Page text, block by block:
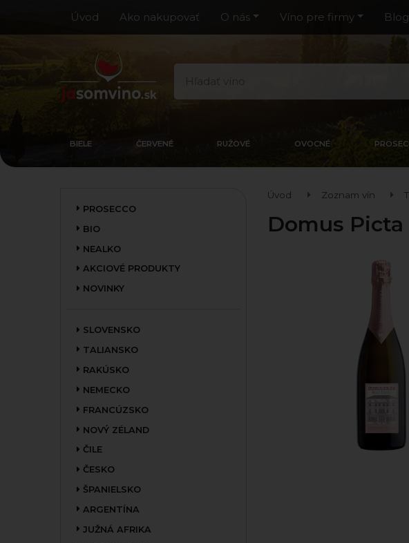
Úvod Ako nakupovať O nás Víno pre firmy Blog
BIELE ČERVENÉ RUŽOVÉ OVOCNÉ
PROSECCO
BIO
NEALKO
AKCIOVÉ PRODUKTY
NOVINKY
SLOVENSKO
TALIANSKO
RAKÚSKO
NEMECKO
FRANCÚZSKO
NOVÝ ZÉLAND
ČILE
ČESKO
ŠPANIELSKO
ARGENTÍNA
JUŽNÁ AFRIKA
Úvod Zoznam vín
Domus Picta